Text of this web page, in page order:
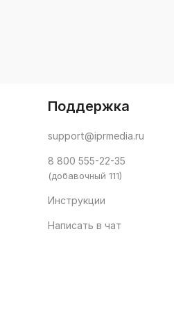
Поддержка
support@iprmedia.ru
8 800 555-22-35
(добавочный 111)
Инструкции
Написать в чат